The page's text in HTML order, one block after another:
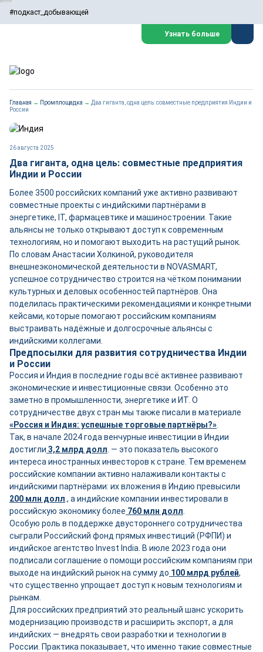
#подкаст_добывающей
Узнать больше
Главная → Промплощадка → Два гиганта, одна цель: совместные предприятия Индии и
России
26 августа 2025
Два гиганта, одна цель: совместные предприятия
Индии и России
Более 3500 российских компаний уже активно развивают
совместные проекты с индийскими партнёрами в
энергетике, IT, фармацевтике и машиностроении. Такие
альянсы не только открывают доступ к современным
технологиям, но и помогают выходить на растущий рынок.
По словам Анастасии Холкиной, руководителя
внешнеэкономической деятельности в NOVASMART,
успешное сотрудничество строится на чётком понимании
культурных и деловых особенностей партнёров. Она
поделилась практическими рекомендациями и конкретными
кейсами, которые помогают российским компаниям
выстраивать надёжные и долгосрочные альянсы с
индийскими коллегами.
Предпосылки для развития сотрудничества Индии
и России
Россия и Индия в последние годы всё активнее развивают
экономические и инвестиционные связи. Особенно это
заметно в промышленности, энергетике и ИТ. О
сотрудничестве двух стран мы также писали в материале
«Россия и Индия: успешные торговые партнёры?»
Так, в начале 2024 года венчурные инвестиции в Индии
достигли 3,2 млрд долл . — это показатель высокого
интереса иностранных инвесторов к стране. Тем временем
российские компании активно налаживали контакты с
индийскими партнёрами: их вложения в Индию превысили
200 млн долл ., а индийские компании инвестировали в
российскую экономику более 760 млн долл
Особую роль в поддержке двустороннего сотрудничества
сыграли Российский фонд прямых инвестиций (РФПИ) и
индийское агентство Invest India. В июле 2023 года они
подписали соглашение о помощи российским компаниям при
выходе на индийский рынок на сумму до 100 млрд рублей,
что существенно упрощает доступ к новым технологиям и
рынкам.
Для российских предприятий это реальный шанс ускорить
модернизацию производств и расширить экспорт, а для
индийских — внедрять свои разработки и технологии в
России. Практика показывает, что именно такие совместные